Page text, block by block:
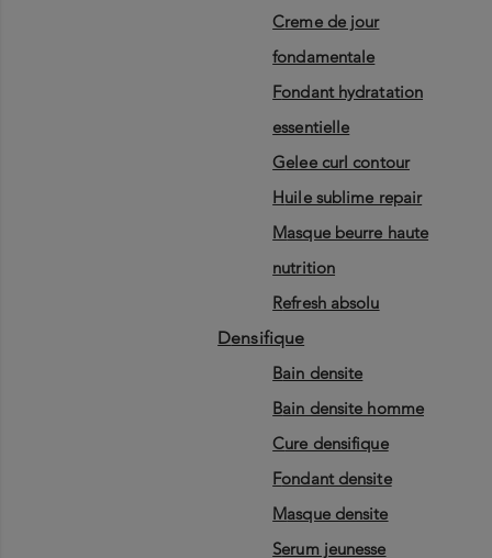
creme de jour
fondamentale
fondant hydratation
essentielle
gelee curl contour
huile sublime repair
masque beurre haute
nutrition
refresh absolu
densifique
bain densite
bain densite homme
cure densifique
fondant densite
masque densite
serum jeunesse